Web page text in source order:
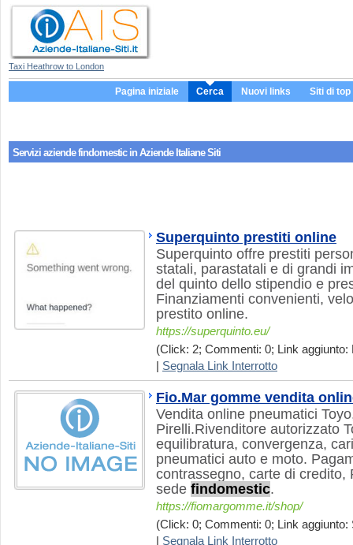
Taxi Heathrow to London
Pagina iniziale Cerca Nuovi links Siti di top
Servizi aziendefindomesticin Aziende Italiane Siti
Superquinto prestiti online
Superquinto offre prestiti
statali, parastatali e di grandi
del quinto dello stipendio e
Finanziamenti convenienti,
prestito online.
https://superquinto.eu/
(Click: 2; Commenti: 0; Link aggiunto:
Segnala Link Interrotto
Fio.Mar gomme vendita
Vendita online pneumatici
Pirelli.Rivenditore autorizzato
equilibratura, convergenza,
pneumatici auto e moto.
contrassegno, carte di credito,
sede findomestic.
https://fiomargomme.it/shop/
(Click: 0; Commenti: 0; Link aggiunto:
Segnala Link Interrotto